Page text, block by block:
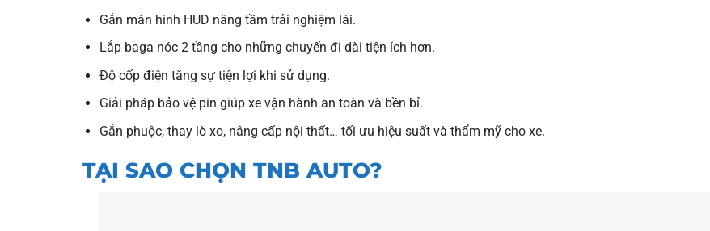
Gắn màn hình HUD nâng tầm trải nghiệm lái.
Lắp baga nóc 2 tầng cho những chuyến đi dài tiện ích hơn.
Độ cốp điện tăng sự tiện lợi khi sử dụng.
Giải pháp bảo vệ pin giúp xe vận hành an toàn và bền bỉ.
Gắn phuộc, thay lò xo, nâng cấp nội thất… tối ưu hiệu suất và thẩm mỹ cho xe.
TẠI SAO CHỌN TNB AUTO?